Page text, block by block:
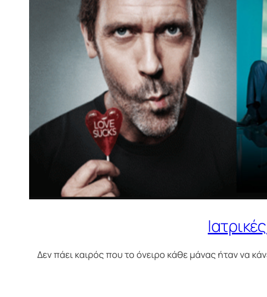
Δεν πάει καιρός που το όνειρο κάθε μάνας ήταν να